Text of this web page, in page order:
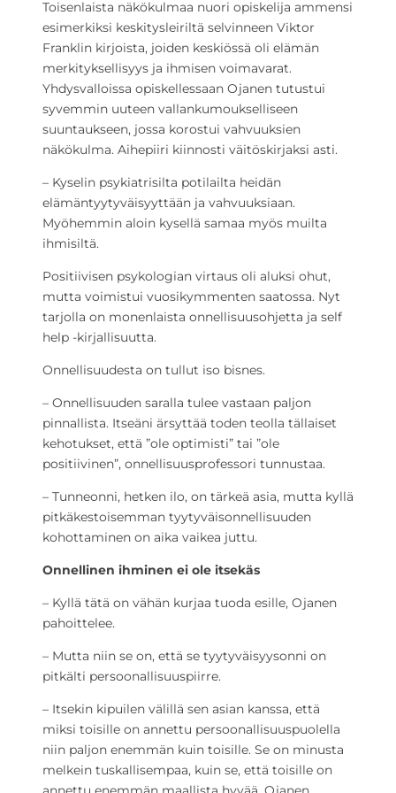
Toisenlaista näkökulmaa nuori opiskelija ammensi
esimerkiksi keskitysleiriltä selvinneen Viktor
Franklin kirjoista, joiden keskiössä oli elämän
merkityksellisyys ja ihmisen voimavarat.
Yhdysvalloissa opiskellessaan Ojanen tutustui
syvemmin uuteen vallankumoukselliseen
suuntaukseen, jossa korostui vahvuuksien
näkökulma. Aihepiiri kiinnosti väitöskirjaksi asti.
– Kyselin psykiatrisilta potilailta heidän
elämäntyytyväisyyttään ja vahvuuksiaan.
Myöhemmin aloin kysellä samaa myös muilta
ihmisiltä.
Positiivisen psykologian virtaus oli aluksi ohut,
mutta voimistui vuosikymmenten saatossa. Nyt
tarjolla on monenlaista onnellisuusohjetta ja self
help -kirjallisuutta.
Onnellisuudesta on tullut iso bisnes.
– Onnellisuuden saralla tulee vastaan paljon
pinnallista. Itseäni ärsyttää toden teolla tällaiset
kehotukset, että ”ole optimisti” tai ”ole
positiivinen”, onnellisuusprofessori tunnustaa.
– Tunneonni, hetken ilo, on tärkeä asia, mutta kyllä
pitkäkestoisemman tyytyväisonnellisuuden
kohottaminen on aika vaikea juttu.
Onnellinen ihminen ei ole itsekäs
– Kyllä tätä on vähän kurjaa tuoda esille, Ojanen
pahoittelee.
– Mutta niin se on, että se tyytyväisyysonni on
pitkälti persoonallisuuspiirre.
– Itsekin kipuilen välillä sen asian kanssa, että
miksi toisille on annettu persoonallisuuspuolella
niin paljon enemmän kuin toisille. Se on minusta
melkein tuskallisempaa, kuin se, että toisille on